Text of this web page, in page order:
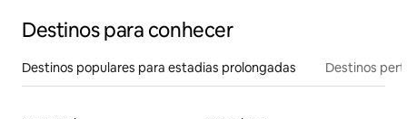
Destinos para conhecer
Destinos populares para estadias prolongadas Destinos